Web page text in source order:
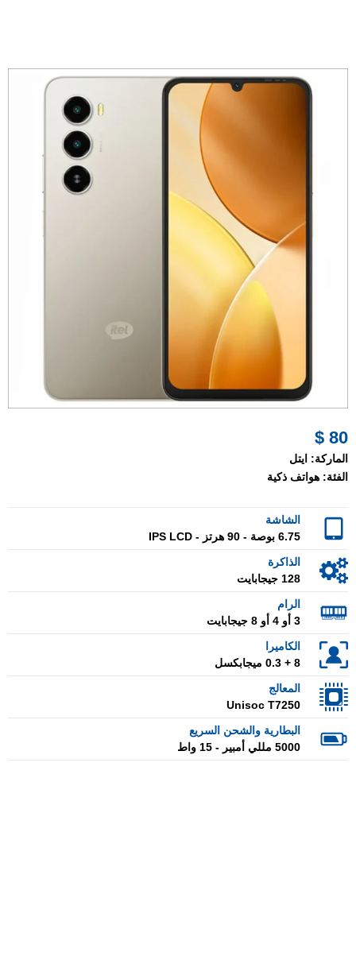
80 $
الماركة: ايتل
الفئة: هواتف ذكية
الشاشة
6.75 بوصة - 90 هرتز - IPS LCD
الذاكرة
128 جيجابايت
الرام
3 أو 4 أو 8 جيجابايت
الكاميرا
8 + 0.3 ميجابكسل
المعالج
Unisoc T7250
البطارية والشحن السريع
5000 مللي أمبير - 15 واط